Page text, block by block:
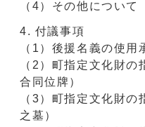
（4）その他について
付議事項
（1）後援名義の使用
（2）町指定文化財
合同位牌）
（3）町指定文化財
之墓）